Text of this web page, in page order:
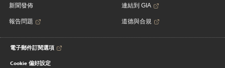
新聞發佈
報告問題
連結到 GIA
道德與合規
電子郵件訂閱選項
Cookie 偏好設定